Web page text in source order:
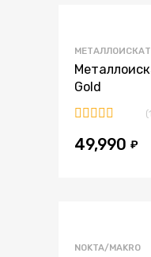
Gold
5.00из 5
49,990 ₽
NOKTA/MAKRO